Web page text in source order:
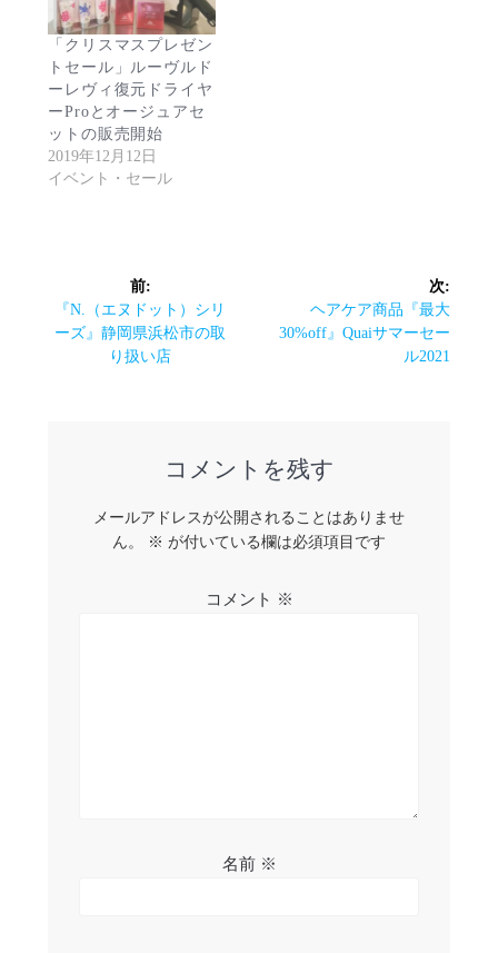
「クリスマスプレゼン
トセール」ルーヴルド
ーレヴィ復元ドライヤ
ーProとオージュアセ
ットの販売開始
2019年12月12日
イベント・セール
前:
前
の
『N.（エヌドット）シリ
ーズ』静岡県浜松市の取
り扱い店
次:
次
の
ヘアケア商品『最大
30%off』Quaiサマーセー
ル2021
コメントを残す
メールアドレスが公開されることはありませ
ん。
※ が付いている欄は必須項目です
コメント ※
名前 ※